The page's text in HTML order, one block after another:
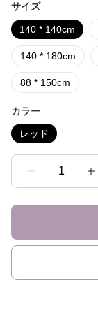
サイズ
140 * 140cm
140 * 180cm
88 * 150cm
カラー
レッド
1